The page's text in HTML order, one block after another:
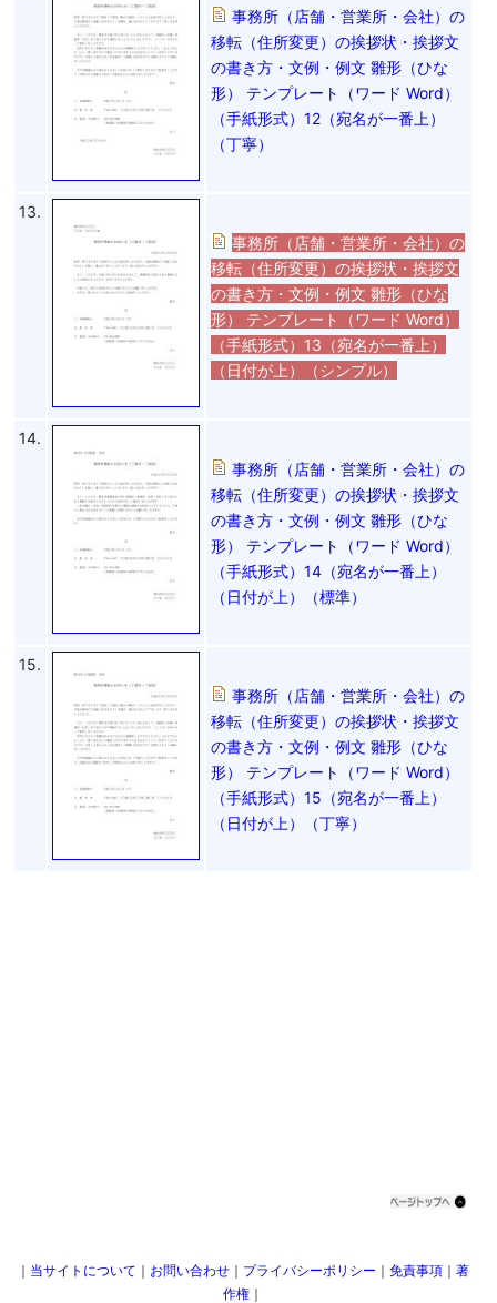
事務所（店舗・営業所・会社）の
移転（住所変更）の挨拶状・挨拶文
の書き方・文例・例文 雛形（ひな
形） テンプレート（ワード Word）
（手紙形式）12（宛名が一番上）
（丁寧）
13.
事務所（店舗・営業所・会社）の
移転（住所変更）の挨拶状・挨拶文
の書き方・文例・例文 雛形（ひな
形） テンプレート（ワード Word）
（手紙形式）13（宛名が一番上）
（日付が上）（シンプル）
14.
事務所（店舗・営業所・会社）の
移転（住所変更）の挨拶状・挨拶文
の書き方・文例・例文 雛形（ひな
形） テンプレート（ワード Word）
（手紙形式）14（宛名が一番上）
（日付が上）（標準）
15.
事務所（店舗・営業所・会社）の
移転（住所変更）の挨拶状・挨拶文
の書き方・文例・例文 雛形（ひな
形） テンプレート（ワード Word）
（手紙形式）15（宛名が一番上）
（日付が上）（丁寧）
｜ 当サイトについて ｜ お問い合わせ ｜ プライバシーポリシー ｜ 免責事項 ｜ 著
作権 ｜